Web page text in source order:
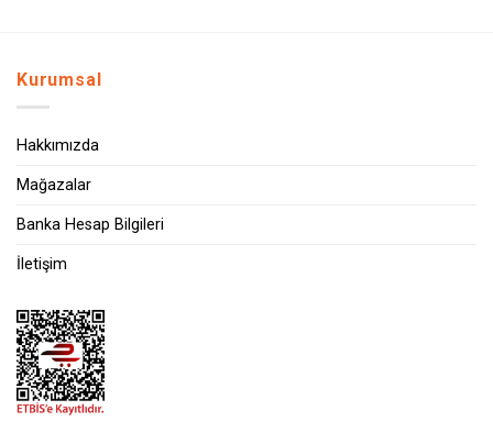
Kurumsal
Hakkımızda
Mağazalar
Banka Hesap Bilgileri
İletişim